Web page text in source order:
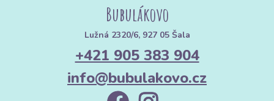
Bubulákovo
Lužná 2320/6, 927 05 Šala
+421 905 383 904
info@bubulakovo.cz